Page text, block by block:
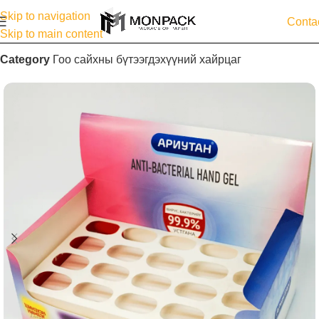
Skip to navigation
Skip to main content
Category Гоо сайхны бүтээгдэхүүний хайрцаг